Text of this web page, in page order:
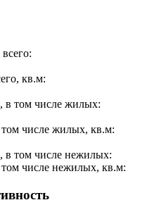
кв.м:
том числе жилых:
числе жилых, кв.м:
том числе нежилых:
числе нежилых, кв.м: